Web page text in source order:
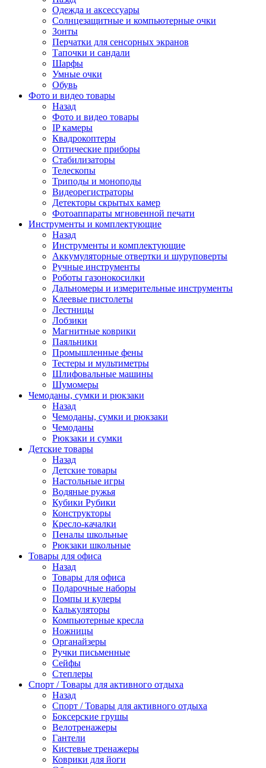
Одежда и аксессуары
Солнцезащитные и компьютерные очки
Зонты
Перчатки для сенсорных экранов
Тапочки и сандали
Шарфы
Умные очки
Обувь
Фото и видео товары
Назад
Фото и видео товары
IP камеры
Квадрокоптеры
Оптические приборы
Стабилизаторы
Телескопы
Триподы и моноподы
Видеорегистраторы
Детекторы скрытых камер
Фотоаппараты мгновенной печати
Инструменты и комплектующие
Назад
Инструменты и комплектующие
Аккумуляторные отвертки и шуруповерты
Ручные инструменты
Роботы газонокосилки
Дальномеры и измерительные инструменты
Клеевые пистолеты
Лестницы
Лобзики
Магнитные коврики
Паяльники
Промышленные фены
Тестеры и мультиметры
Шлифовальные машины
Шумомеры
Чемоданы, сумки и рюкзаки
Назад
Чемоданы, сумки и рюкзаки
Чемоданы
Рюкзаки и сумки
Детские товары
Назад
Детские товары
Настольные игры
Водяные ружья
Кубики Рубики
Конструкторы
Кресло-качалки
Пеналы школьные
Рюкзаки школьные
Товары для офиса
Назад
Товары для офиса
Подарочные наборы
Помпы и кулеры
Калькуляторы
Компьютерные кресла
Ножницы
Органайзеры
Ручки письменные
Сейфы
Степлеры
Спорт / Товары для активного отдыха
Назад
Спорт / Товары для активного отдыха
Боксерские грушы
Велотренажеры
Гантели
Кистевые тренажеры
Коврики для йоги